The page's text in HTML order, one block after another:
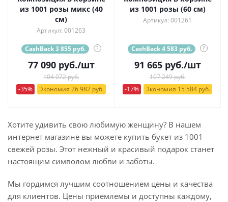
из 1001 розы микс (40
см)
Артикул: 001263
CashBack 3 855 руб. ?
77 090руб./шт
104 072 руб.
-35%
Экономия 26 982 руб.
из 1001 розы (60 см)
Артикул: 001261
CashBack 4 583 руб. ?
91 665руб./шт
107 249 руб.
-17%
Экономия 15 584 руб.
Хотите удивить свою любимую женщину? В нашем
интернет магазине вы можете купить букет из 1001
свежей розы. Этот нежный и красивый подарок станет
настоящим символом любви и заботы.
Мы гордимся лучшим соотношением цены и качества
для клиентов. Цены приемлемы и доступны каждому,